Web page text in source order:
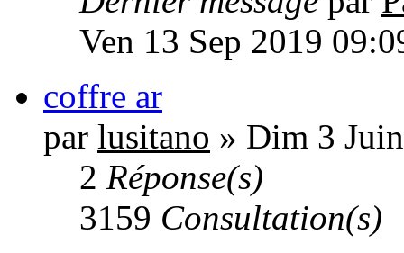
Ven 13 Sep 2019
coffre ar
par lusitano » Dim 3
2 Réponse(s)
3159 Consultation(s)